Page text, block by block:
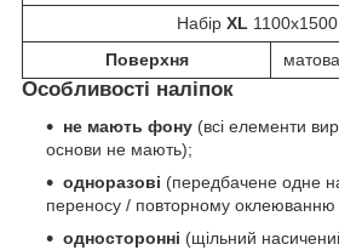
Набір XL
Поверхня
Особливості наліпок
не мають фону (всі елементи
основи не мають);
одноразові (передбачене одне
переносу / повторному оклеюванню
односторонні (щільний насичений